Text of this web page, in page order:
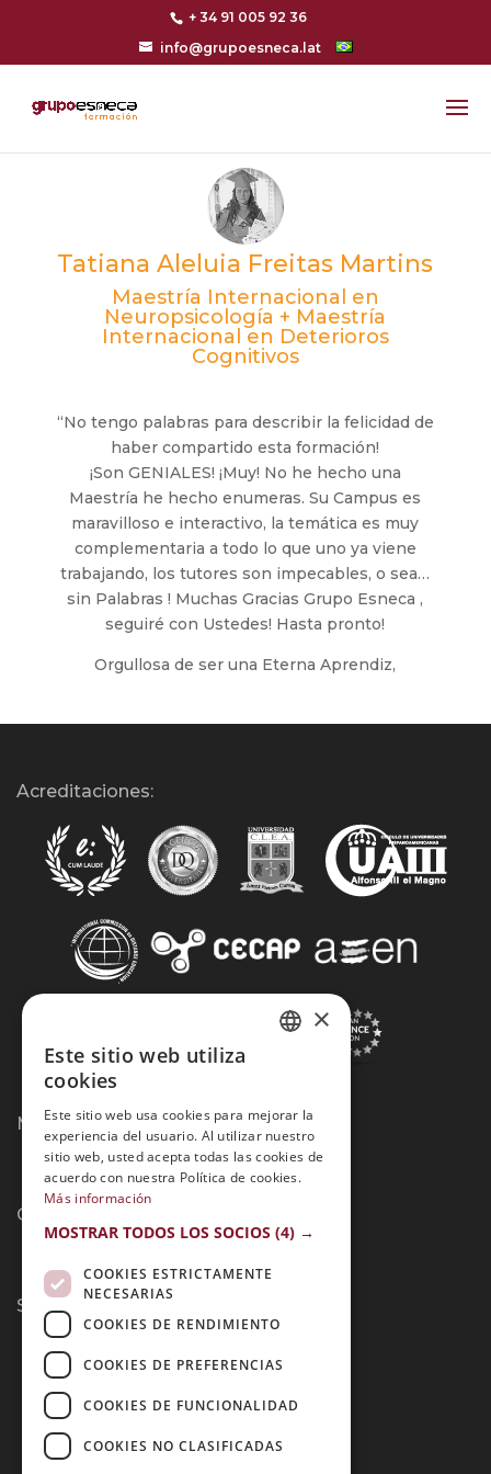
+ 34 91 005 92 36
info@grupoesneca.lat
Tatiana Aleluia Freitas Martins
Maestría Internacional en
Neuropsicología + Maestría
Internacional en Deterioros
Cognitivos
“No tengo palabras para describir la felicidad de
haber compartido esta formación!
¡Son GENIALES! ¡Muy! No he hecho una
Maestría he hecho enumeras. Su Campus es
maravilloso e interactivo, la temática es muy
complementaria a todo lo que uno ya viene
trabajando, los tutores son impecables, o sea…
sin Palabras ! Muchas Gracias Grupo Esneca ,
seguiré con Ustedes! Hasta pronto!
Orgullosa de ser una Eterna Aprendiz,
Acreditaciones:
Métodos de Pago:
Contacto:
Síguenos:
×
Este sitio web utiliza
cookies
Este sitio web usa cookies para mejorar la
experiencia del usuario. Al utilizar nuestro
sitio web, usted acepta todas las cookies de
acuerdo con nuestra Política de cookies.
Más información
MOSTRAR TODOS LOS SOCIOS (4) →
COOKIES ESTRICTAMENTE
NECESARIAS
COOKIES DE RENDIMIENTO
COOKIES DE PREFERENCIAS
COOKIES DE FUNCIONALIDAD
COOKIES NO CLASIFICADAS